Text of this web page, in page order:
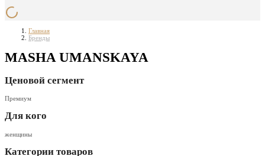
Главная
Бренды
MASHA UMANSKAYA
Ценовой сегмент
Премиум
Для кого
женщины
Категории товаров